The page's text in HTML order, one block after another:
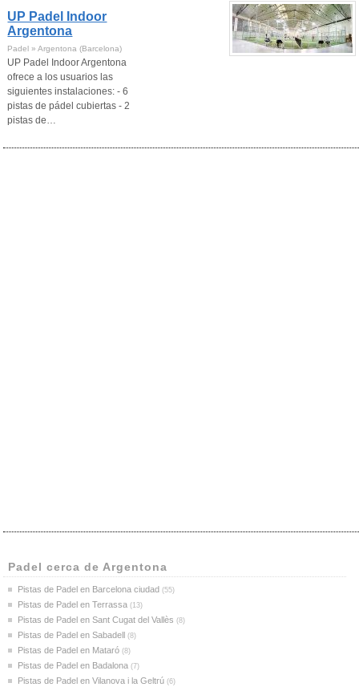
UP Padel Indoor
Argentona
Padel » Argentona (Barcelona)
UP Padel Indoor Argentona
ofrece a los usuarios las
siguientes instalaciones: - 6
pistas de pádel cubiertas - 2
pistas de…
Padel cerca de Argentona
Pistas de Padel en Barcelona ciudad (55)
Pistas de Padel en Terrassa (13)
Pistas de Padel en Sant Cugat del Vallès (8)
Pistas de Padel en Sabadell (8)
Pistas de Padel en Mataró (8)
Pistas de Padel en Badalona (7)
Pistas de Padel en Vilanova i la Geltrú (6)